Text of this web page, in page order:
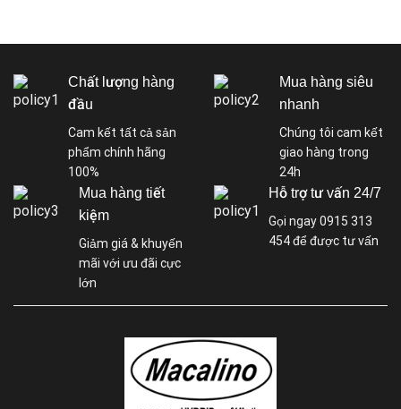
Chất lượng hàng
đầu
Cam kết tất cả sản
phẩm chính hãng
100%
Mua hàng siêu
nhanh
Chúng tôi cam kết
giao hàng trong
24h
Mua hàng tiết
kiệm
Giảm giá & khuyến
mãi với ưu đãi cực
lớn
Hỗ trợ tư vấn 24/7
Gọi ngay 0915 313
454 để được tư vấn